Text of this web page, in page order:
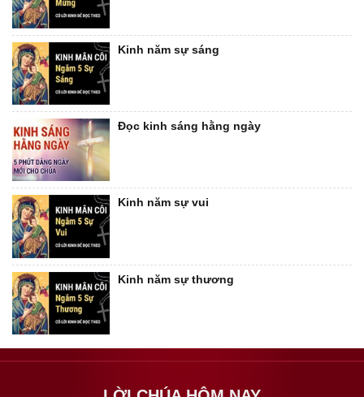
Kinh năm sự sáng
Đọc kinh sáng hằng ngày
Kinh năm sự vui
Kinh năm sự thương